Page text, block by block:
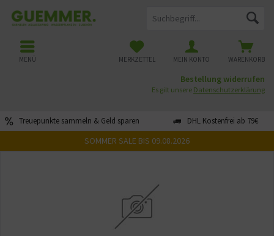
Treuepunkte sammeln & Geld sparen DHL Kostenfrei ab 79€
WARENKORB
MERKZETTEL MEIN KONTO
MENÜ
Bestellung widerrufen
Es gilt unsere Datenschutzerklärung
SOMMER SALE BIS 09.08.2026